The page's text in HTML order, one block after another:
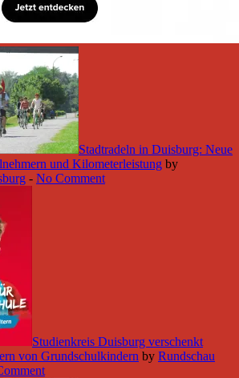
Stadtradeln in Duisburg: Neue
und Kilometerleistung by
- No Comment
Studienkreis Duisburg verschenkt
von Grundschulkindern by Rundschau